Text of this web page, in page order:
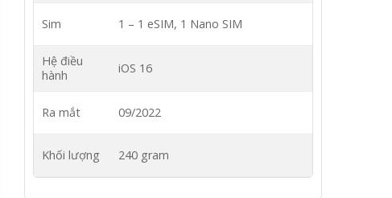
Sim 1 – 1 eSIM, 1 Nano SIM
Hệ điều
hành
iOS 16
Ra mắt 09/2022
Khối lượng 240 gram